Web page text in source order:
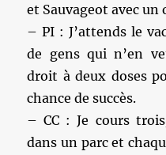
et Sauvageot avec
– PI : J’attends le
de gens qui n’en
droit à deux doses
chance de succès.
– CC : Je cours
dans un parc et